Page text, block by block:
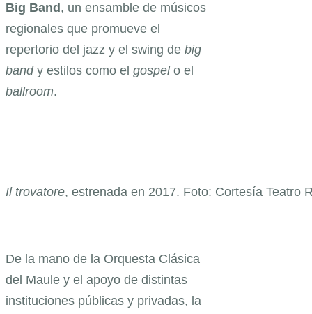
Big Band , un ensamble de músicos
regionales que promueve el
repertorio del jazz y el swing de big
bandy estilos como el gospel o el
ballroom.
Il trovatore, estrenada en 2017. Foto: Cortesía Teatro
De la mano de la Orquesta Clásica
del Maule y el apoyo de distintas
instituciones públicas y privadas, la